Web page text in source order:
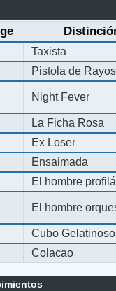
Taxista
Pistola de Rayos
Night Fever
La Ficha Rosa
Ex Loser
Ensaimada
El hombre
El hombre
Cubo Gelatinoso
Colacao